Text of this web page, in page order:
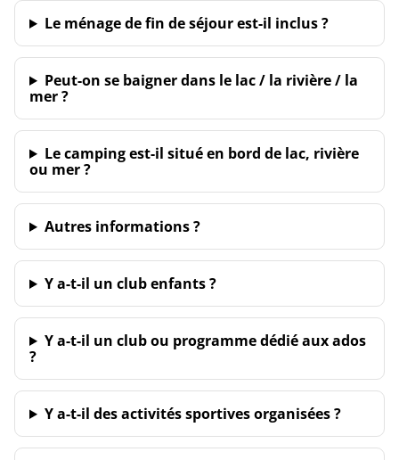
Le ménage de fin de séjour est-il inclus ?
Peut-on se baigner dans le lac / la rivière / la
mer ?
Le camping est-il situé en bord de lac, rivière
ou mer ?
Autres informations ?
Y a-t-il un club enfants ?
Y a-t-il un club ou programme dédié aux ados
?
Y a-t-il des activités sportives organisées ?